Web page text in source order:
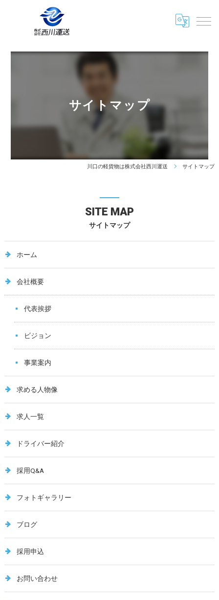
サイトマップ
川口の軽貨物は株式会社西川運送 サイトマップ
サイトマップ
SITE MAP
ホーム
会社概要
代表挨拶
ビジョン
事業案内
求める人物像
求人一覧
ドライバー紹介
採用Q&A
フォトギャラリー
ブログ
採用申込
お問い合わせ